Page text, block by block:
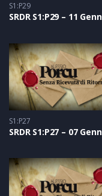
S1:P29
S1:P27